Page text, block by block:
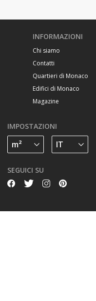
INFORMAZIONI
Chi siamo
Contatti
Quartieri di Monaco
Edifici di Monaco
Magazine
IMPOSTAZIONI
SEGUICI SU